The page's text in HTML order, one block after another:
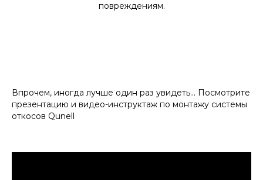
повреждениям.
Впрочем, иногда лучше один раз увидеть... Посмотрите
презентацию и видео-инструктаж по монтажу системы
откосов Qunell